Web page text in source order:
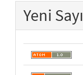
Yeni Sayı